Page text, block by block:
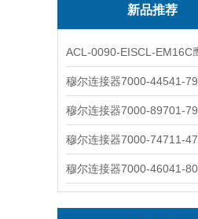
新品推荐
穆尔连接器7000-44541-
穆尔连接器7000-89701-
穆尔连接器7000-74711-
穆尔连接器7000-46041-